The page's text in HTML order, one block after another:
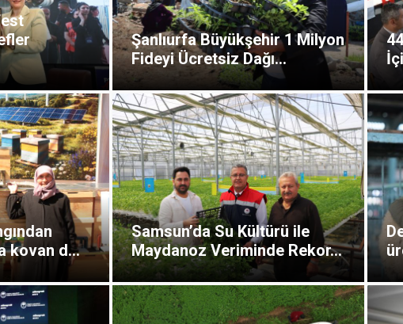
Şanlıurfa Büyükşehir 1 Milyon
Fideyi Ücretsiz Dağı...
kovan d...
Samsun’da Su Kültürü ile
Maydanoz Veriminde Rekor...